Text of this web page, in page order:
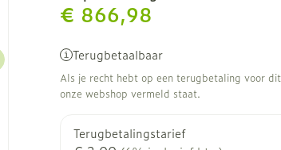
€ 866,98
Terugbetaalbaar
Als je recht hebt op een terugbetaling voor
onze webshop vermeld staat.
Terugbetalingstarief